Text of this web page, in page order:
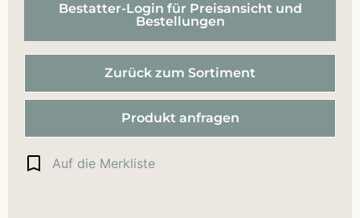
Bestatter-Login für Preisansicht und
Bestellungen
Zurück zum Sortiment
Produkt anfragen
Auf die Merkliste